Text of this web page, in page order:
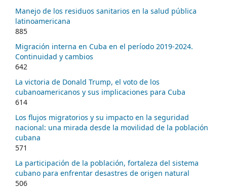
Manejo de los residuos sanitarios en la salud pública
latinoamericana
885
Migración interna en Cuba en el período 2019-2024.
Continuidad y cambios
642
La victoria de Donald Trump, el voto de los
cubanoamericanos y sus implicaciones para Cuba
614
Los flujos migratorios y su impacto en la seguridad
nacional: una mirada desde la movilidad de la población
cubana
571
La participación de la población, fortaleza del sistema
cubano para enfrentar desastres de origen natural
506